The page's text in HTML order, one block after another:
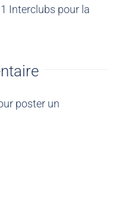
Interclubs pour la
poster un